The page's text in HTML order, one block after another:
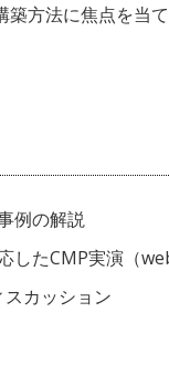
築方法に焦点を当
例の解説
したCMP実演（
カッション